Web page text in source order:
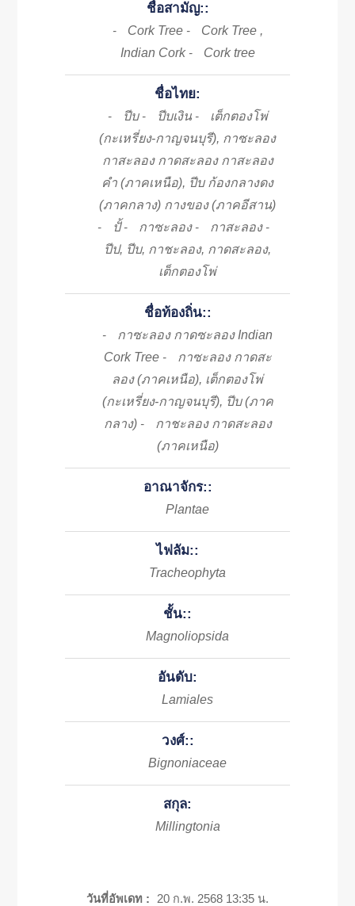
ชื่อสามัญ::
- Cork Tree -
Cork Tree ,
Indian Cork - Cork tree
ชื่อไทย:
- ปีบ - ปีบเงิน -
เต็กตองโพ่
(กะเหรี่ยง-กาญจนบุรี), กาซะลอง
กาสะลอง กาดสะลอง กาสะลอง
คำ (ภาคเหนือ), ปีบ ก้องกลางดง
(ภาคกลาง) กางของ (ภาคอีสาน)
- ปั้- กาซะลอง - กาสะลอง -
ปีป, ปีบ, กาชะลอง, กาดสะลอง,
เต็กตองโพ่
ชื่อท้องถิ่น::
-
กาซะลอง กาดซะลอง Indian
Cork Tree -
กาซะลอง กาดสะ
ลอง (ภาคเหนือ), เต็กตองโพ่
(กะเหรี่ยง-กาญจนบุรี), ปีบ (ภาค
กลาง) -
กาชะลอง กาดสะลอง
(ภาคเหนือ)
อาณาจักร::
Plantae
ไฟลัม::
Tracheophyta
ชั้น::
Magnoliopsida
อันดับ:
Lamiales
วงศ์::
Bignoniaceae
สกุล:
Millingtonia
วันที่อัพเดท :
20 ก.พ. 2568 13:35 น.